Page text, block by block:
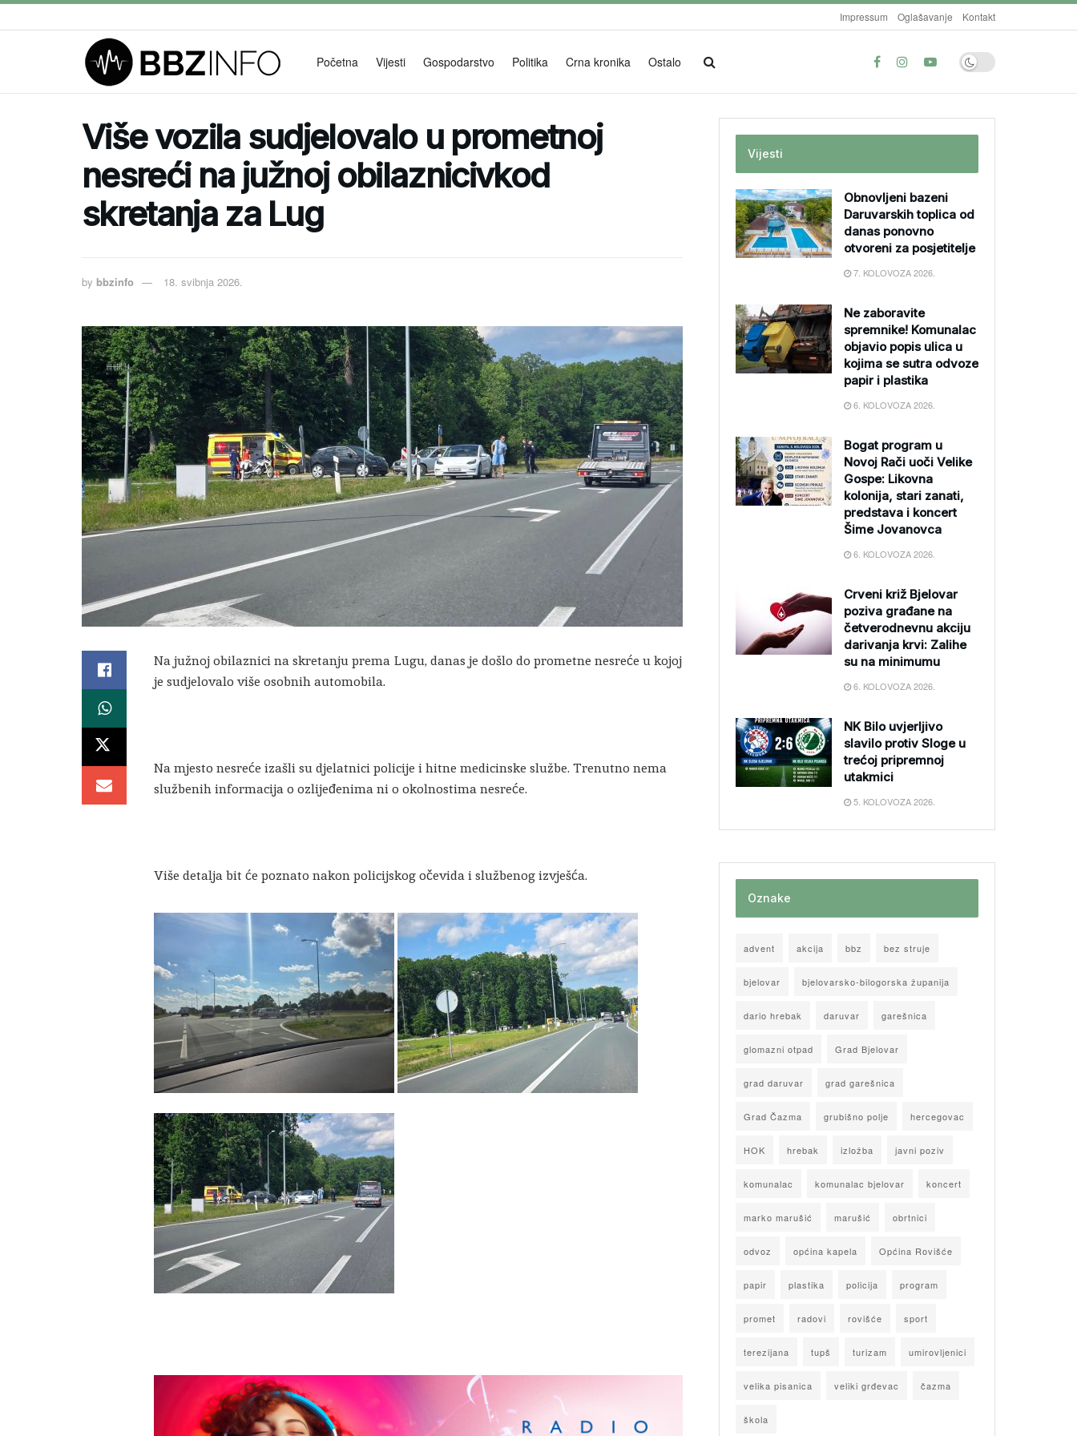
Impressum Oglašavanje Kontakt
Početna Vijesti Gospodarstvo Politika Crna kronika Ostalo
Više vozila sudjelovalo u prometnoj
nesreći na južnoj obilaznicivkod
skretanja za Lug
by bbzinfo 18. svibnja 2026.
Na južnoj obilaznici na skretanju prema Lugu, danas je došlo do prometne nesreće u kojoj
je sudjelovalo više osobnih automobila.
Na mjesto nesreće izašli su djelatnici policije i hitne medicinske službe. Trenutno nema
službenih informacija o ozlijeđenima ni o okolnostima nesreće.
Više detalja bit će poznato nakon policijskog očevida i službenog izvješća.
Vijesti
Obnovljeni bazeni
Daruvarskih toplica od
danas ponovno
otvoreni za posjetitelje
7. KOLOVOZA 2026.
Ne zaboravite
spremnike! Komunalac
objavio popis ulica u
kojima se sutra odvoze
papir i plastika
6. KOLOVOZA 2026.
Bogat program u
Novoj Rači uoči Velike
Gospe: Likovna
kolonija, stari zanati,
predstava i koncert
Šime Jovanovca
6. KOLOVOZA 2026.
Crveni križ Bjelovar
poziva građane na
četverodnevnu akciju
darivanja krvi: Zalihe
su na minimumu
6. KOLOVOZA 2026.
NK Bilo uvjerljivo
slavilo protiv Sloge u
trećoj pripremnoj
utakmici
5. KOLOVOZA 2026.
Oznake
advent akcija bbz bez struje
bjelovar bjelovarsko-bilogorska županija
dario hrebak daruvar garešnica
glomazni otpad Grad Bjelovar
grad daruvar grad garešnica
Grad Čazma grubišno polje hercegovac
HOK hrebak izložba javni poziv
komunalac komunalac bjelovar koncert
marko marušić marušić obrtnici
odvoz općina kapela Općina Rovišće
papir plastika policija program
promet radovi rovišće sport
terezijana tupš turizam umirovljenici
velika pisanica veliki grđevac čazma
škola